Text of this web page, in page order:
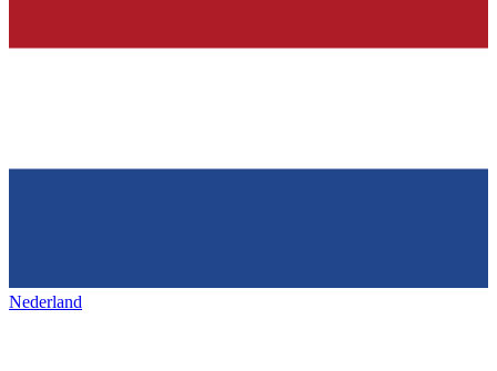
Nederland